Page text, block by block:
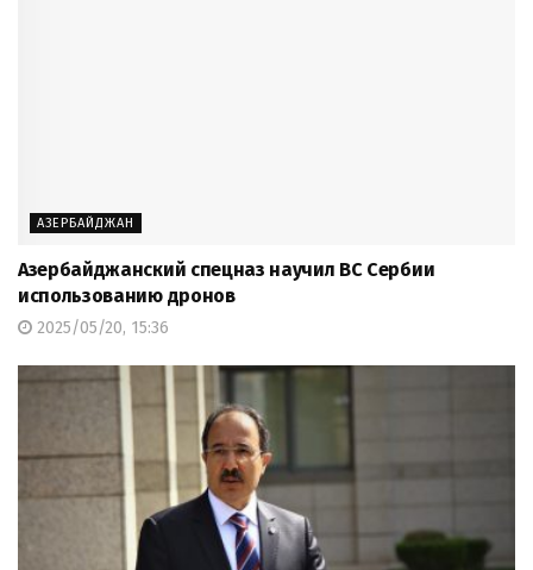
АЗЕРБАЙДЖАН
Азербайджанский спецназ научил ВС Сербии
использованию дронов
2025/05/20, 15:36